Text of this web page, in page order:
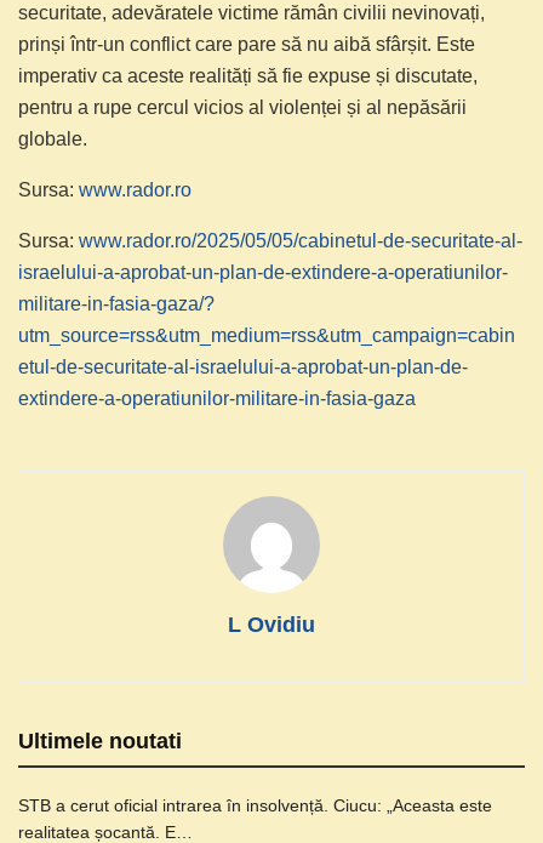
securitate, adevăratele victime rămân civilii nevinovați,
prinși într-un conflict care pare să nu aibă sfârșit. Este
imperativ ca aceste realități să fie expuse și discutate,
pentru a rupe cercul vicios al violenței și al nepăsării
globale.
Sursa: www.rador.ro
Sursa: www.rador.ro/2025/05/05/cabinetul-de-securitate-al-
israelului-a-aprobat-un-plan-de-extindere-a-operatiunilor-
militare-in-fasia-gaza/?
utm_source=rss&utm_medium=rss&utm_campaign=cabin
etul-de-securitate-al-israelului-a-aprobat-un-plan-de-
extindere-a-operatiunilor-militare-in-fasia-gaza
L Ovidiu
Ultimele noutati
STB a cerut oficial intrarea în insolvență. Ciucu: „Aceasta este
realitatea șocantă. E…